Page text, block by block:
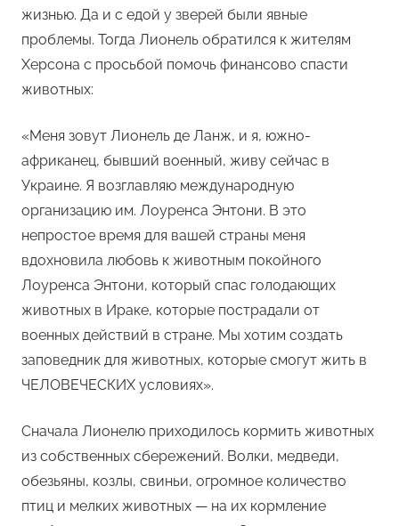
жизнью. Да и с едой у зверей были явные
проблемы. Тогда Лионель обратился к жителям
Херсона с просьбой помочь финансово спасти
животных:
«Меня зовут Лионель де Ланж, и я, южно-
африканец, бывший военный, живу сейчас в
Украине. Я возглавляю международную
организацию им. Лоуренса Энтони. В это
непростое время для вашей страны меня
вдохновила любовь к животным покойного
Лоуренса Энтони, который спас голодающих
животных в Ираке, которые пострадали от
военных действий в стране. Мы хотим создать
заповедник для животных, которые смогут жить в
ЧЕЛОВЕЧЕСКИХ условиях».
Сначала Лионелю приходилось кормить животных
из собственных сбережений. Волки, медведи,
обезьяны, козлы, свиньи, огромное количество
птиц и мелких животных — на их кормление